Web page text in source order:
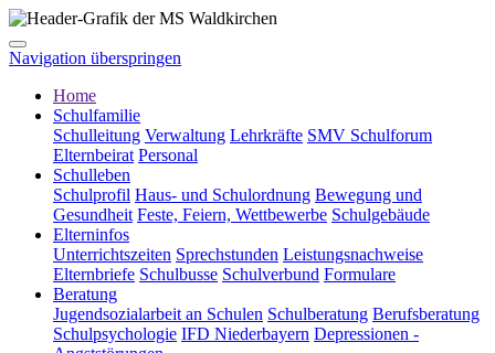
Navigation überspringen
Home
Schulfamilie
Schulleitung Verwaltung Lehrkräfte SMV Schulforum
Elternbeirat Personal
Schulleben
Schulprofil Haus- und Schulordnung Bewegung und
Gesundheit Feste, Feiern, Wettbewerbe Schulgebäude
Elterninfos
Unterrichtszeiten Sprechstunden Leistungsnachweise
Elternbriefe Schulbusse Schulverbund Formulare
Beratung
Jugendsozialarbeit an Schulen Schulberatung Berufsberatung
Schulpsychologie IFD Niederbayern Depressionen -